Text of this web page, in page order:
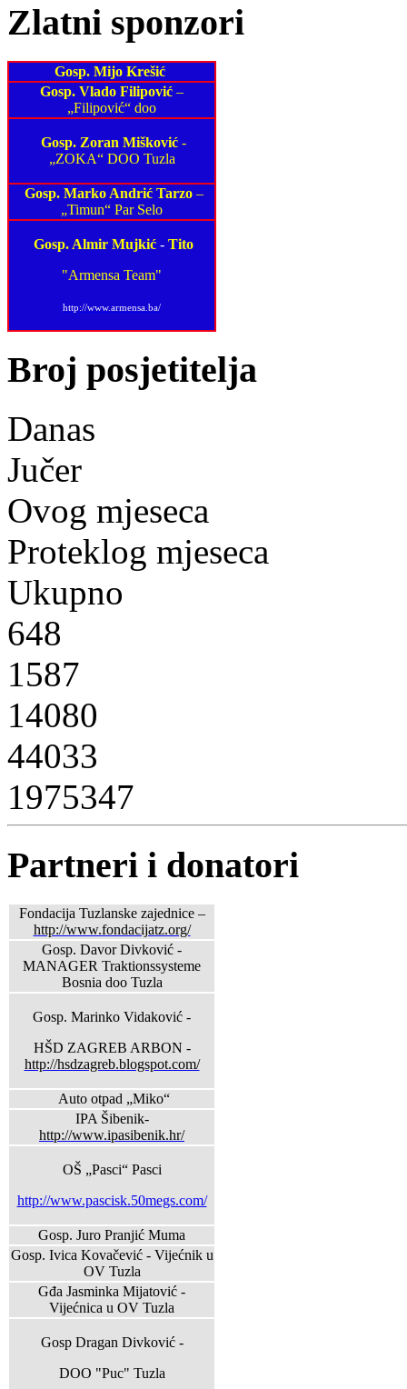
Zlatni sponzori
Gosp. Mijo Krešić
Gosp. Vlado Filipović –
„Filipović“ doo
Gosp. Zoran Mišković -
„ZOKA“ DOO Tuzla
Gosp. Marko Andrić Tarzo–
„Timun“ Par Selo
Gosp. Almir Mujkić - Tito
"Armensa Team"
http://www.armensa.ba/
Broj posjetitelja
Danas
Jučer
Ovog mjeseca
Proteklog mjeseca
Ukupno
648
1587
14080
44033
1975347
Partneri i donatori
Fondacija Tuzlanske zajednice –
http://www.fondacijatz.org/
Gosp. Davor Divković -
MANAGER Traktionssysteme
Bosnia doo Tuzla
Gosp. Marinko Vidaković -
HŠD ZAGREB ARBON -
http://hsdzagreb.blogspot.com/
Auto otpad „Miko“
IPA Šibenik-
http://www.ipasibenik.hr/
OŠ „Pasci“ Pasci
http://www.pascisk.50megs.com/
Gosp. Juro Pranjić Muma
Gosp. Ivica Kovačević - Vijećnik u
OV Tuzla
Gđa Jasminka Mijatović -
Vijećnica u OV Tuzla
Gosp Dragan Divković -
DOO "Puc" Tuzla